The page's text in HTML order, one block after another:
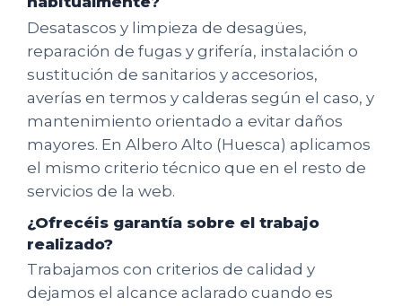
Desatascos y limpieza de desagües,
reparación de fugas y grifería, instalación o
sustitución de sanitarios y accesorios,
averías en termos y calderas según el caso, y
mantenimiento orientado a evitar daños
mayores. En Albero Alto (Huesca) aplicamos
el mismo criterio técnico que en el resto de
servicios de la web.
¿Ofrecéis garantía sobre el trabajo
realizado?
Trabajamos con criterios de calidad y
dejamos el alcance aclarado cuando es